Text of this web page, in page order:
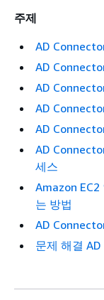
주제
AD
AD
AD
AD
AD
AD
세스
Amazon
는 방법
AD
문제 해결